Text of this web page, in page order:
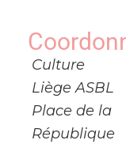
Culture
Liège ASBL
Place de la
République